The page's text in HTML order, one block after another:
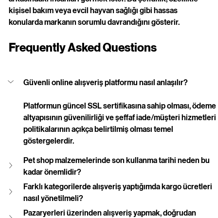
kişisel bakım veya evcil hayvan sağlığı gibi hassas
konularda markanın sorumlu davrandığını gösterir.
Frequently Asked Questions
Güvenli online alışveriş platformu nasıl anlaşılır?
Platformun güncel SSL sertifikasına sahip olması, ödeme
altyapısının güvenilirliği ve şeffaf iade/müşteri hizmetleri
politikalarının açıkça belirtilmiş olması temel
göstergelerdir.
Pet shop malzemelerinde son kullanma tarihi neden bu
kadar önemlidir?
Farklı kategorilerde alışveriş yaptığımda kargo ücretleri
nasıl yönetilmeli?
Pazaryerleri üzerinden alışveriş yapmak, doğrudan